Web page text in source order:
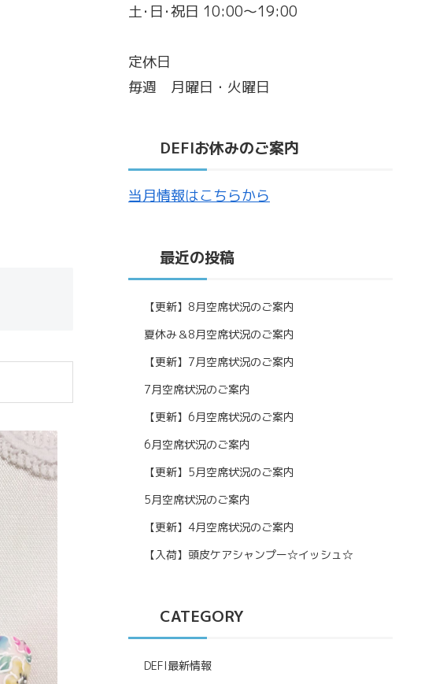
土･日･祝日 10:00～19:00
定休日
毎週 月曜日・火曜日
DEFIお休みのご案内
当月情報はこちらから
最近の投稿
【更新】8月空席状況のご案内
夏休み＆8月空席状況のご案内
【更新】7月空席状況のご案内
7月空席状況のご案内
【更新】6月空席状況のご案内
6月空席状況のご案内
【更新】5月空席状況のご案内
5月空席状況のご案内
【更新】4月空席状況のご案内
【入荷】頭皮ケアシャンプー☆イッシュ☆
CATEGORY
DEFI最新情報